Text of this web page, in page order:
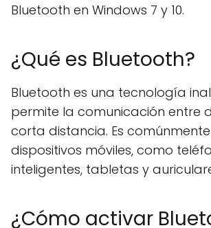
Bluetooth en Windows 7 y 10.
¿Qué es Bluetooth?
Bluetooth es una tecnología
permite la comunicación entre
corta distancia. Es
dispositivos móviles, como
inteligentes, tabletas y
¿Cómo activar